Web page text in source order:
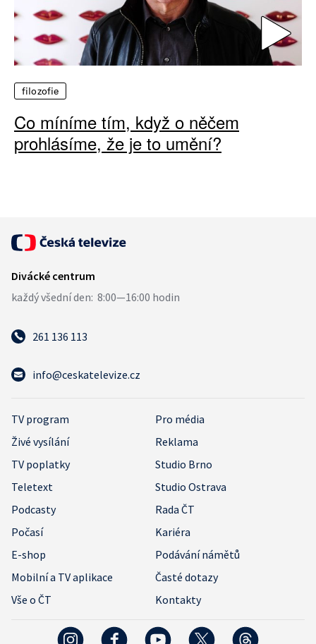
filozofie
Co míníme tím, když o něčem
prohlásíme, že je to umění?
261 136 113
info@ceskatelevize.cz
TV program
Pro média
Živé vysílání
Reklama
TV poplatky
Studio Brno
Teletext
Studio Ostrava
Podcasty
Rada ČT
Počasí
Kariéra
E-shop
Podávání námětů
Mobilní a TV aplikace
Časté dotazy
Vše o ČT
Kontakty